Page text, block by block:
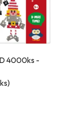
4000ks -